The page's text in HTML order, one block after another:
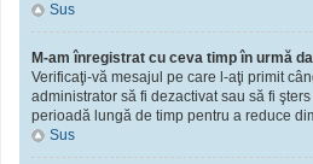
Sus
M-am înregistrat cu ceva timp în urmă
Verificaţi-vă mesajul pe care l-aţi primit
administrator să fi dezactivat sau să fi
perioadă lungă de timp pentru a reduce
Sus